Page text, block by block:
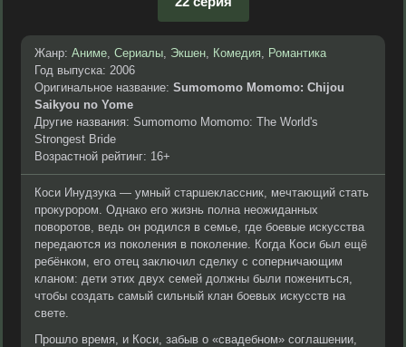
Жанр: Аниме, Сериалы, Экшен, Комедия, Романтика
Год выпуска: 2006
Оригинальное название: Sumomomo Momomo: Chijou
Saikyou no Yome
Другие названия: Sumomomo Momomo: The World's
Strongest Bride
Возрастной рейтинг: 16+
Коси Инудзука — умный старшеклассник, мечтающий стать
прокурором. Однако его жизнь полна неожиданных
поворотов, ведь он родился в семье, где боевые искусства
передаются из поколения в поколение. Когда Коси был ещё
ребёнком, его отец заключил сделку с соперничающим
кланом: дети этих двух семей должны были пожениться,
чтобы создать самый сильный клан боевых искусств на
свете.
Прошло время, и Коси, забыв о «свадебном» соглашении,